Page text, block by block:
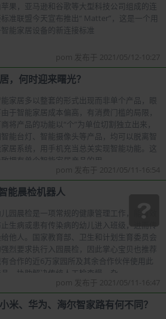
苹果，亚马逊和谷歌等大型科技公司组成的连
准联盟今天宣布推出“ Mat​​ter”，这是一个用
能家居设备的新连接标准
pom 发布于 2021/05/12-10:27
，何时迎来曙光？
家居多以整套的形式出现而非单个产品，眼
于智能家居成本偏高，有消费门槛的局限，
商将产品的功能以“个”为单位切割独立出来，
能台灯、智能摄像头等产品，均可以脱离智
居系统，用手机充当总关实现智能功能。这
致拥有单个智能家居产品的用
pom 发布于 2021/05/11-16:54
能晨检机器人
园晨检是一项常规的健康管理工作，能有效
生病或患有传染病的幼儿进入班级，进而传
他人。国家教育部、卫生和计划生育委员会
烈要求执行入园晨检，因此掌心宝贝也推荐
合作的近6万家园所及其余合作伙伴使用此
品，协助解决传统人工检查慢、杂
pom 发布于 2021/05/11-16:47
米、华为、海尔智家路有何不同？